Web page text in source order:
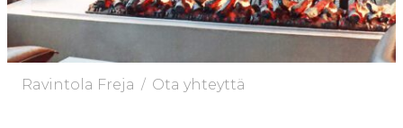
Ravintola Freja / Ota yhteyttä